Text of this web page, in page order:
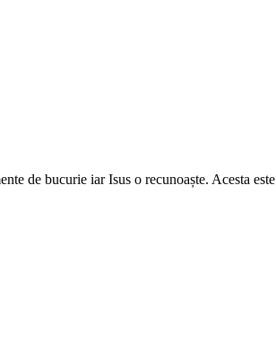
de bucurie iar Isus o recunoaște. Acesta este